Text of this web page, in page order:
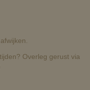
Overleg gerust via